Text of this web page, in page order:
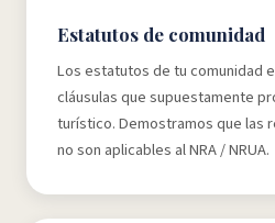
Estatutos de comunidad
Los estatutos de tu comunidad
cláusulas que supuestamente
turístico. Demostramos que las
no son aplicables al NRA / NRUA.